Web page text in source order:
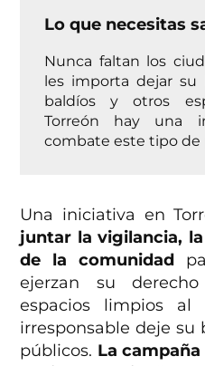
Lo que necesitas
Nunca faltan los
les importa dejar su
baldíos y otros
Torreón hay una
combate este tipo de
Una iniciativa en
juntar la vigilancia,
de la comunidad
ejerzan su
espacios limpios
irresponsable deje su
públicos. La